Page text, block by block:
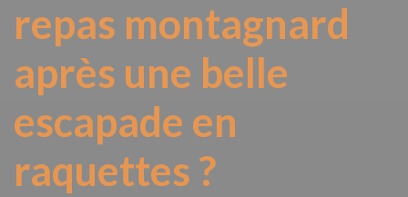
repas montagnard
après une belle
escapade en
raquettes ?